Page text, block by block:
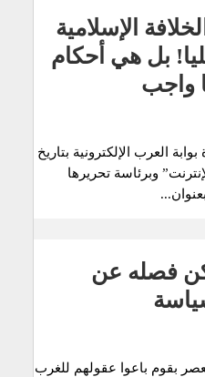
الإسلامية
بل هي أحكام
واجب
العرب الإلكترونية بتاريخ
“الإنترنت” وبرئاسة تحريرها
فصله عن
بقوم باعوا عقولهم للغرب